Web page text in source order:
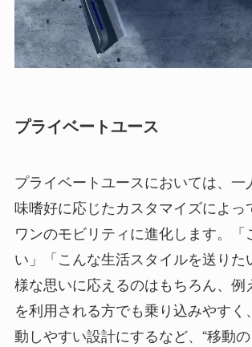
プライベートユース
プライベートユースにおいては、一
味嗜好に応じたカスタマイズによっ
ワンのモビリティに進化します。「
い」「こんな生活スタイルを送りた
様な思いに応えるのはもちろん、例
を利用される方でも乗り込みやすく
動しやすい設計にするなど、“移動